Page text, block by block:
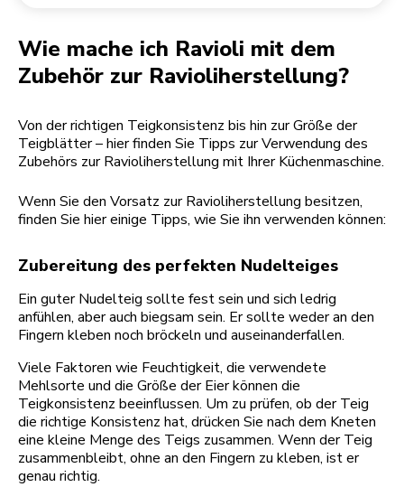
Wie mache ich Ravioli mit dem
Zubehör zur Ravioliherstellung?
Von der richtigen Teigkonsistenz bis hin zur Größe der
Teigblätter – hier finden Sie Tipps zur Verwendung des
Zubehörs zur Ravioliherstellung mit Ihrer Küchenmaschine.
Wenn Sie den Vorsatz zur Ravioliherstellung besitzen,
finden Sie hier einige Tipps, wie Sie ihn verwenden können:
Zubereitung des perfekten Nudelteiges
Ein guter Nudelteig sollte fest sein und sich ledrig
anfühlen, aber auch biegsam sein. Er sollte weder an den
Fingern kleben noch bröckeln und auseinanderfallen.
Viele Faktoren wie Feuchtigkeit, die verwendete
Mehlsorte und die Größe der Eier können die
Teigkonsistenz beeinflussen. Um zu prüfen, ob der Teig
die richtige Konsistenz hat, drücken Sie nach dem Kneten
eine kleine Menge des Teigs zusammen. Wenn der Teig
zusammenbleibt, ohne an den Fingern zu kleben, ist er
genau richtig.